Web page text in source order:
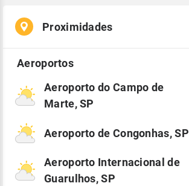
Proximidades
Aeroporto do Campo de
Marte, SP
Aeroporto de Congonhas, SP
Aeroporto Internacional de
Guarulhos, SP